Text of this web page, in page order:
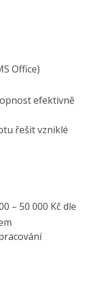
Office)
efektivně
řešit vzniklé
– 50 000 Kč dle